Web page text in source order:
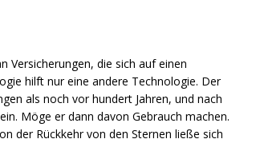
Versicherungen, die sich auf einen
hilft nur eine andere Technologie. Der
als noch vor hundert Jahren, und nach
Möge er dann davon Gebrauch machen.
der Rückkehr von den Sternen ließe sich